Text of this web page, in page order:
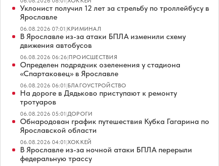
Уклонист получил 12 лет за стрельбу по троллейбусу в
Ярославле
06.08.2026 07:01|КРИМИНАЛ
В Ярославле из-за атаки БПЛА изменили схему
движения автобусов
06.08.2026 06:26|ПРОИСШЕСТВИЯ
Определен подрядчик озеленения у стадиона
«Спартаковец» в Ярославле
06.08.2026 06:01|БЛАГОУСТРОЙСТВО
На дороге в Дядьково приступают к ремонту
тротуаров
06.08.2026 05:01|ДОРОГИ
Обнародован график путешествия Кубка Гагарина по
Ярославской области
06.08.2026 04:01|ХОККЕЙ
В Ярославле из-за ночной атаки БПЛА перерыли
федеральную трассу